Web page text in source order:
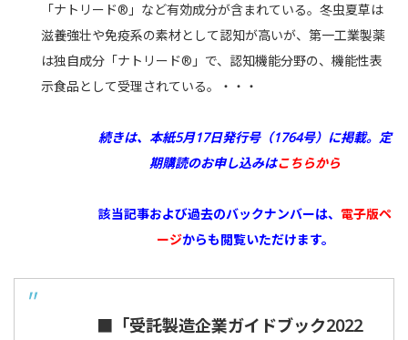
「ナトリード®」など有効成分が含まれている。冬虫夏草は
滋養強壮や免疫系の素材として認知が高いが、第一工業製薬
は独自成分「ナトリード®」で、認知機能分野の、機能性表
示食品として受理されている。・・・
続きは、本紙5月17日発行号（1764号）に掲載。 定
期購読のお申し込みはこちらから
該当記事および過去のバックナンバーは、 電子版ペ
ージからも閲覧いただけます。
■「受託製造企業ガイドブック2022